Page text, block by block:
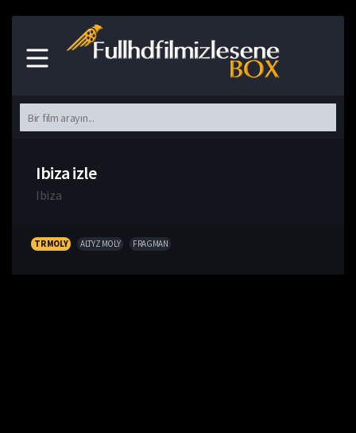
Ibiza izle
Ibiza
TR MOLY ALTYZ MOLY FRAGMAN